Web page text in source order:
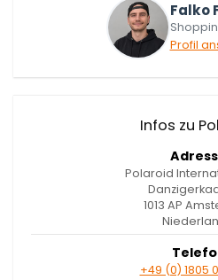
Falko
Profil
Infos zu
Polaroid
1013 AP
+49 (0) 1805